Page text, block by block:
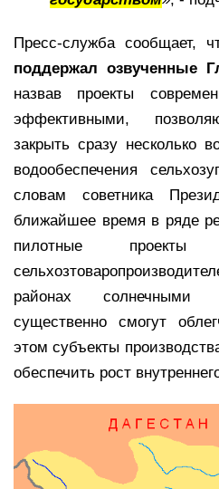
Пресс-служба сообщает,
поддержал озвученные
назвав проекты
эффективными,
закрыть сразу несколько
водообеспечения
словам советника
ближайшее время в ряде
пилотные
районах солнечными
существенно смогут
этом субъекты
обеспечить рост